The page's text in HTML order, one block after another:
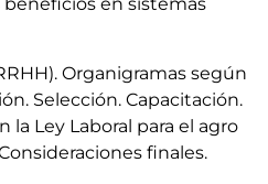
Organigramas según
Selección. Capacitación.
Ley Laboral para el agro
finales.